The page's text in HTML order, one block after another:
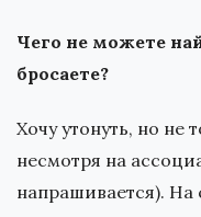
Чего не можете
бросаете?
Хочу утонуть, но не
несмотря на
напрашивается).